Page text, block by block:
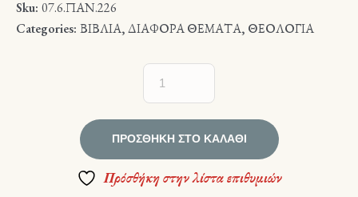
Sku: 07.6.ΠΑΝ.226
Categories: ΒΙΒΛΙΑ,ΔΙΑΦΟΡΑ ΘΕΜΑΤΑ, ΘΕΟΛΟΓΙΑ
ΠΡΟΣΘΉΚΗ ΣΤΟ ΚΑΛΆΘΙ
Πρόσθήκη στην λίστα επιθυμιών